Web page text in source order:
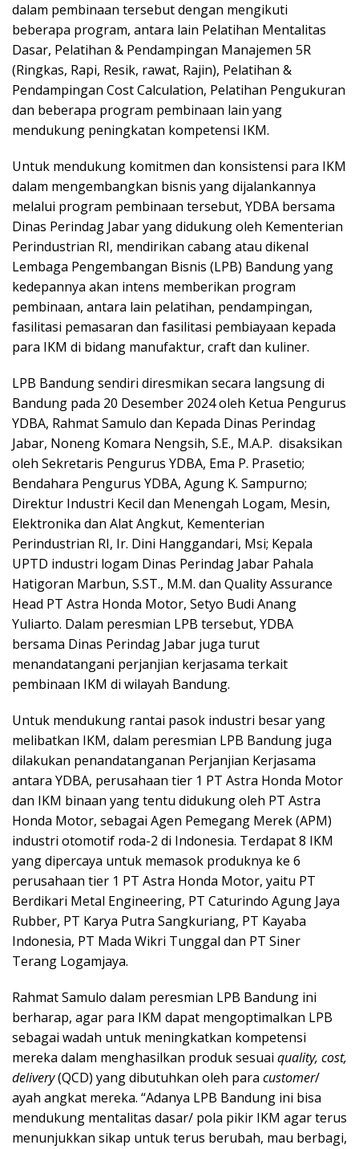
dalam pembinaan tersebut dengan mengikuti
beberapa program, antara lain Pelatihan Mentalitas
Dasar, Pelatihan & Pendampingan Manajemen 5R
(Ringkas, Rapi, Resik, rawat, Rajin), Pelatihan &
Pendampingan Cost Calculation, Pelatihan Pengukuran
dan beberapa program pembinaan lain yang
mendukung peningkatan kompetensi IKM.
Untuk mendukung komitmen dan konsistensi para IKM
dalam mengembangkan bisnis yang dijalankannya
melalui program pembinaan tersebut, YDBA bersama
Dinas Perindag Jabar yang didukung oleh Kementerian
Perindustrian RI, mendirikan cabang atau dikenal
Lembaga Pengembangan Bisnis (LPB) Bandung yang
kedepannya akan intens memberikan program
pembinaan, antara lain pelatihan, pendampingan,
fasilitasi pemasaran dan fasilitasi pembiayaan kepada
para IKM di bidang manufaktur, craft dan kuliner.
LPB Bandung sendiri diresmikan secara langsung di
Bandung pada 20 Desember 2024 oleh Ketua Pengurus
YDBA, Rahmat Samulo dan Kepada Dinas Perindag
Jabar, Noneng Komara Nengsih, S.E., M.A.P. disaksikan
oleh Sekretaris Pengurus YDBA, Ema P. Prasetio;
Bendahara Pengurus YDBA, Agung K. Sampurno;
Direktur Industri Kecil dan Menengah Logam, Mesin,
Elektronika dan Alat Angkut, Kementerian
Perindustrian RI, Ir. Dini Hanggandari, Msi; Kepala
UPTD industri logam Dinas Perindag Jabar Pahala
Hatigoran Marbun, S.ST., M.M. dan Quality Assurance
Head PT Astra Honda Motor, Setyo Budi Anang
Yuliarto. Dalam peresmian LPB tersebut, YDBA
bersama Dinas Perindag Jabar juga turut
menandatangani perjanjian kerjasama terkait
pembinaan IKM di wilayah Bandung.
Untuk mendukung rantai pasok industri besar yang
melibatkan IKM, dalam peresmian LPB Bandung juga
dilakukan penandatanganan Perjanjian Kerjasama
antara YDBA, perusahaan tier 1 PT Astra Honda Motor
dan IKM binaan yang tentu didukung oleh PT Astra
Honda Motor, sebagai Agen Pemegang Merek (APM)
industri otomotif roda-2 di Indonesia. Terdapat 8 IKM
yang dipercaya untuk memasok produknya ke 6
perusahaan tier 1 PT Astra Honda Motor, yaitu PT
Berdikari Metal Engineering, PT Caturindo Agung Jaya
Rubber, PT Karya Putra Sangkuriang, PT Kayaba
Indonesia, PT Mada Wikri Tunggal dan PT Siner
Terang Logamjaya.
Rahmat Samulo dalam peresmian LPB Bandung ini
berharap, agar para IKM dapat mengoptimalkan LPB
sebagai wadah untuk meningkatkan kompetensi
mereka dalam menghasilkan produk sesuai quality, cost,
delivery(QCD) yang dibutuhkan oleh para customer/
ayah angkat mereka. “Adanya LPB Bandung ini bisa
mendukung mentalitas dasar/ pola pikir IKM agar terus
menunjukkan sikap untuk terus berubah, mau berbagi,